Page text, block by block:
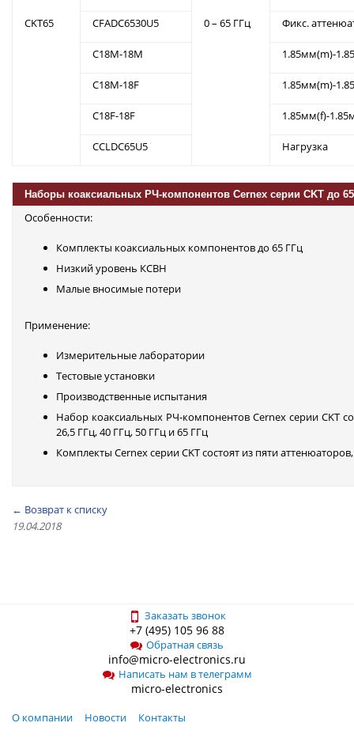
CKT65 0 – 65 ГГц
CFADC6530U5 Фикс.
C18M-18M 1.85мм(m)-
C18M-18F 1.85мм(m)-
C18F-18F 1.85мм(f)-
CCLDC65U5 Нагрузка
Наборы коаксиальных РЧ-компонентов Cernex серии CKT до
Особенности:
Комплекты коаксиальных компонентов до 65 ГГц
Низкий уровень КСВН
Малые вносимые потери
Применение:
Измерительные лаборатории
Тестовые установки
Производственные испытания
Набор коаксиальных РЧ-компонентов Cernex серии CKT
26,5 ГГц, 40 ГГц, 50 ГГц и 65 ГГц
Комплекты Cernex серии CKT состоят из пяти
← Возврат к списку
19.04.2018
Заказать звонок
+7 (495) 105 96 88
Обратная связь
info@micro-electronics.ru
Написать нам в телеграмм
micro-electronics
О компании Новости
Контакты